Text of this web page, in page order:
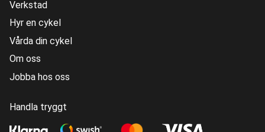
Verkstad
Hyr en cykel
Vårda din cykel
Om oss
Jobba hos oss
Handla tryggt